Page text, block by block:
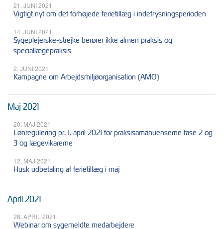
21. JUNI 2021
Vigtigt nyt om det forhøjede ferietillæg i indefrysningsperioden
14. JUNI 2021
Sygeplejerske-strejke berører ikke almen praksis og
speciallægepraksis
2. JUNI 2021
Kampagne om Arbejdsmiljøorganisation (AMO)
Maj 2021
20. MAJ 2021
Lønregulering pr. 1. april 2021 for praksisamanuenserne fase 2 og
3 og lægevikarerne
12. MAJ 2021
Husk udbetaling af ferietillæg i maj
April 2021
28. APRIL 2021
Webinar om sygemeldte medarbejdere